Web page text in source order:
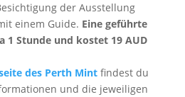
der Ausstellung
einem Guide. Eine geführte
1 Stunde und kostet 19 AUD
des Perth Mintfindest du
und die jeweiligen